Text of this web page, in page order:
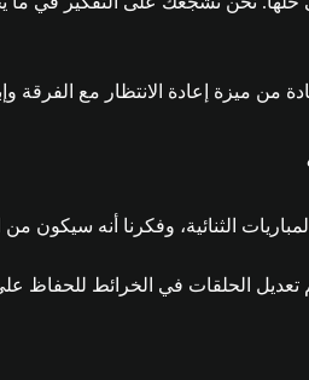
ميزة إعادة الانتظار مع الفرقة
الثنائية، وفكرنا أنه سيكون